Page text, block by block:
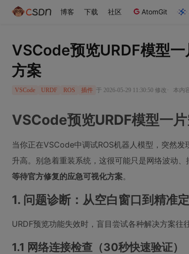
博客 下载 社区 AtomGit
VSCode预览URDF模型
方案
VSCode URDF ROS 插件 于 2026-05-29 11:30:50 修改 · 本内
VSCode预览URDF模型一
当你正在VSCode中调试ROS机器人模型，突然
升高。别急着重装系统，这很可能只是网络波动
等待官方修复的应急可视化方案。
1. 问题诊断：从空白窗口到精准
URDF预览功能失效时，盲目尝试各种解决方案往
1.1 网络连接检查（30秒快速验证）